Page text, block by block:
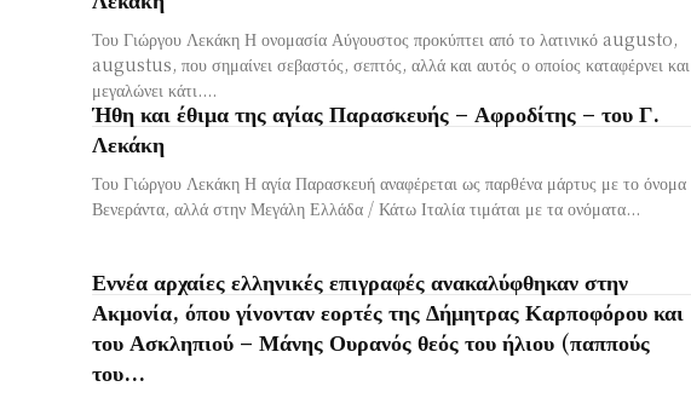
Του Γιώργου Λεκάκη Η ονομασία Αύγουστος προκύπτει από το λατινικό augusto,
augustus, που σημαίνει σεβαστός, σεπτός, αλλά και αυτός ο οποίος καταφέρνει και
μεγαλώνει κάτι....
Ήθη και έθιμα της αγίας Παρασκευής – Αφροδίτης – του Γ.
Λεκάκη
Του Γιώργου Λεκάκη Η αγία Παρασκευή αναφέρεται ως παρθένα μάρτυς με το όνομα
Βενεράντα, αλλά στην Μεγάλη Ελλάδα / Κάτω Ιταλία τιμάται με τα ονόματα...
Εννέα αρχαίες ελληνικές επιγραφές ανακαλύφθηκαν στην
Ακμονία, όπου γίνονταν εορτές της Δήμητρας Καρποφόρου και
του Ασκληπιού – Μάνης Ουρανός θεός του ήλιου (παππούς
του...